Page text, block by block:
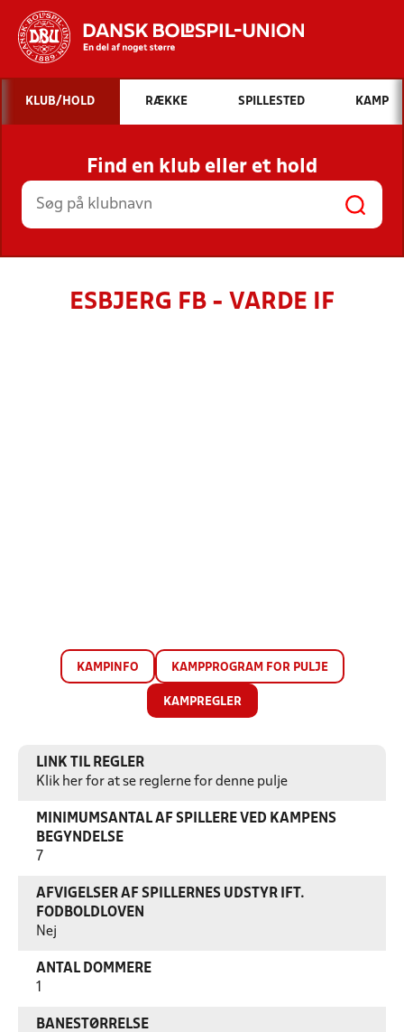
Hvad vil du søge efter?
INDHOLD OG NYHEDER
STILLINGER, RESULTATER, KLUBBER OG
HOLD
KLUB/HOLD RÆKKE SPILLESTED KAMP
Find en klub eller et hold
ESBJERG FB - VARDE IF
KAMPINFO KAMPPROGRAM FOR PULJE
KAMPREGLER
LINK TIL REGLER
Klik her for at se reglerne for denne pulje
MINIMUMSANTAL AF SPILLERE VED KAMPENS
BEGYNDELSE
7
AFVIGELSER AF SPILLERNES UDSTYR IFT.
FODBOLDLOVEN
Nej
ANTAL DOMMERE
BANESTØRRELSE